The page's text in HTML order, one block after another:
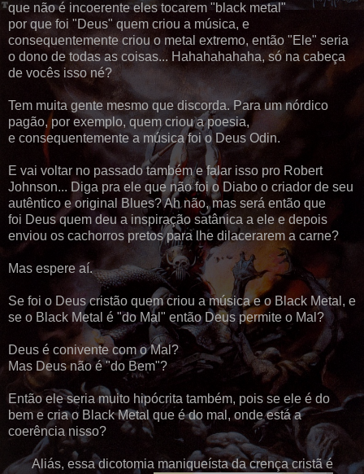
que não é incoerente eles tocarem "black metal"
por que foi "Deus" quem criou a música, e
consequentemente criou o metal extremo, então "Ele" seria
o dono de todas as coisas... Hahahahahaha, só na cabeça
de vocês isso né?
Tem muita gente mesmo que discorda. Para um nórdico
pagão, por exemplo, quem criou a poesia,
e consequentemente a música foi o Deus Odin.
E vai voltar no passado também e falar isso pro Robert
Johnson... Diga pra ele que não foi o Diabo o criador de seu
autêntico e original Blues? Ah não, mas será então que
foi Deus quem deu a inspiração satânica a ele e depois
enviou os cachorros pretos para lhe dilacerarem a carne?
Mas espere aí.
Se foi o Deus cristão quem criou a música e o Black Metal, e
se o Black Metal é "do Mal" então Deus permite o Mal?
Deus é conivente com o Mal?
Mas Deus não é "do Bem"?
Então ele seria muito hipócrita também, pois se ele é do
bem e cria o Black Metal que é do mal, onde está a
coerência nisso?
Aliás, essa dicotomia maniqueísta da crença cristã é